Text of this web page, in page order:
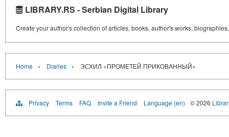
LIBRARY.RS - Serbian Digital Library
Create your author's collection of articles, books, author's works,
Home › Diaries › ЭСХИЛ «ПРОМЕТЕЙ ПРИКОВАННЫЙ»
Privacy Terms FAQ Invite a Friend Language (en) © 2026